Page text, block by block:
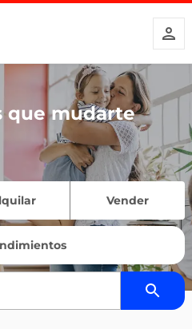
que mudarte
Vender